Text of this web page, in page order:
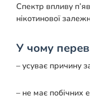
Спектр впливу
нікотинової
У чому
– усуває причину
– не має побічних